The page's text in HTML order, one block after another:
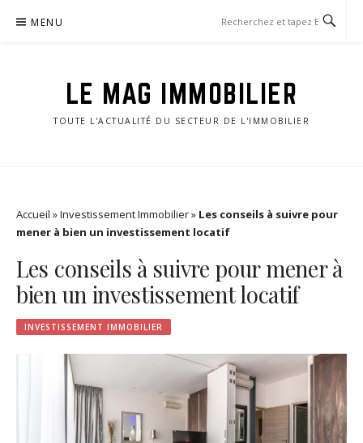
MENU
LE MAG IMMOBILIER
TOUTE L'ACTUALITÉ DU SECTEUR DE L'IMMOBILIER
Accueil »Investissement Immobilier» Les conseils à suivre pour
mener à bien un investissement locatif
Les conseils à suivre pour mener à
bien un investissement locatif
INVESTISSEMENT IMMOBILIER